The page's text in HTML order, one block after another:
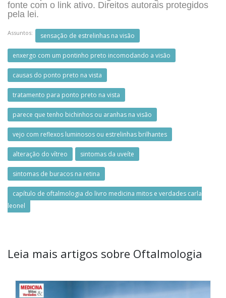
fonte com o link ativo. Direitos autorais protegidos
pela lei.
Assuntos: sensação de estrelinhas na visão
enxergo com um pontinho preto incomodando a visão
causas do ponto preto na vista
tratamento para ponto preto na vista
parece que tenho bichinhos ou aranhas na visão
vejo com reflexos luminosos ou estrelinhas brilhantes
alteração do vítreo sintomas da uveíte
sintomas de buracos na retina
capítulo de oftalmologia do livro medicina mitos e verdades carla
leonel
Leia mais artigos sobre Oftalmologia